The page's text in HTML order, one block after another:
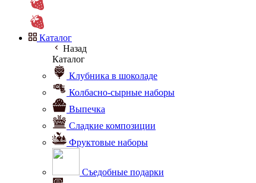
Каталог
Назад
Каталог
Клубника в шоколаде
Колбасно-сырные наборы
Выпечка
Сладкие композиции
Фруктовые наборы
Съедобные подарки